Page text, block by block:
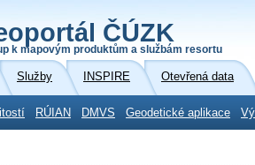
ČÚZK
k mapovým produktům a službám resortu
Služby INSPIRE Otevřená data
RÚIAN DMVS Geodetické aplikace